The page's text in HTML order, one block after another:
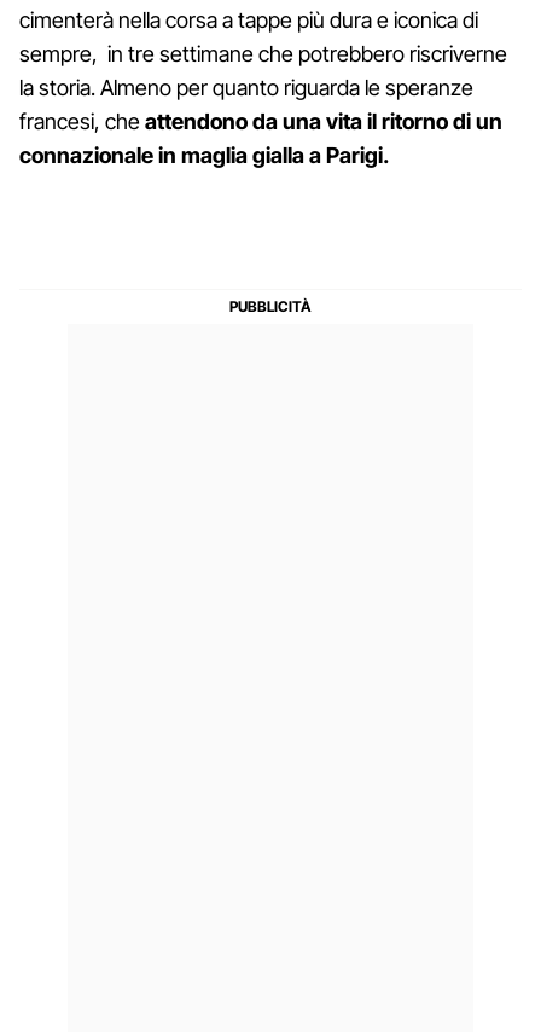
cimenterà nella corsa a tappe più dura e iconica di
sempre, in tre settimane che potrebbero riscriverne
la storia. Almeno per quanto riguarda le speranze
francesi, cheattendono da una vita il ritorno di un
connazionale in maglia gialla a Parigi.